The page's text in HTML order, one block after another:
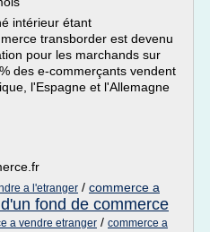
intérieur étant
transborder est devenu
pour les marchands sur
des e-commerçants vendent
l'Espagne et l'Allemagne
a l'etranger / commerce a
fond de commerce
a vendre etranger / commerce a